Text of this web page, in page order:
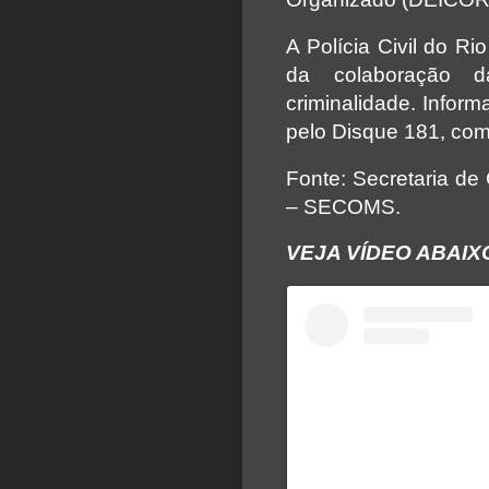
A Polícia Civil do
da colaboração
criminalidade.
pelo Disque 181,
Fonte: Secretaria
– SECOMS.
VEJA VÍDEO